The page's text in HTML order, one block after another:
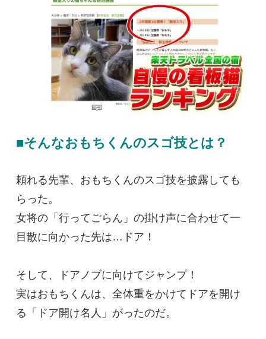
■そんなおもちくんのスゴ技とは？
頼れる先輩、おもちくんのスゴ技を披露しても
らった。
女将の「行ってごらん」の掛け声に合わせて一
目散に向かった先は…ドア！
そして、ドアノブに向けてジャンプ！
実はおもちくんは、全体重をかけてドアを開け
る「ドア開け名人」がったのだ。